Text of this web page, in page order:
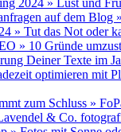
2024 » Lust und
auf dem Blog
» Tut das Not oder
» 10 Gründe
Deiner Texte im
optimieren mit
zum Schluss »
& Co.